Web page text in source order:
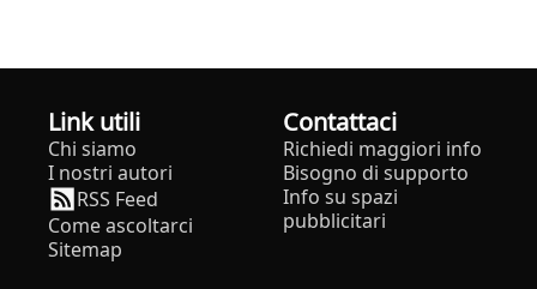
Link utili
Chi siamo
I nostri autori
RSS Feed
Come ascoltarci
Sitemap
Contattaci
Richiedi maggiori info
Bisogno di supporto
Info su spazi
pubblicitari